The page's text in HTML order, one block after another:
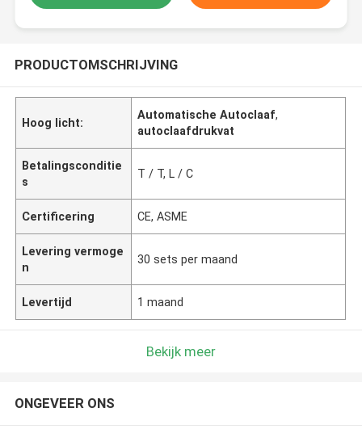
PRODUCTOMSCHRIJVING
Hoog licht:
Automatische Autoclaaf,
autoclaafdrukvat
Betalingsconditie
s
T / T, L / C
Certificering CE, ASME
Levering vermoge
n
30 sets per maand
Levertijd 1 maand
Bekijk meer
ONGEVEER ONS